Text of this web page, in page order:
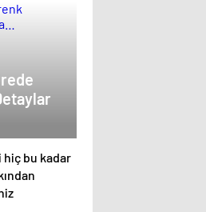
bu kadar